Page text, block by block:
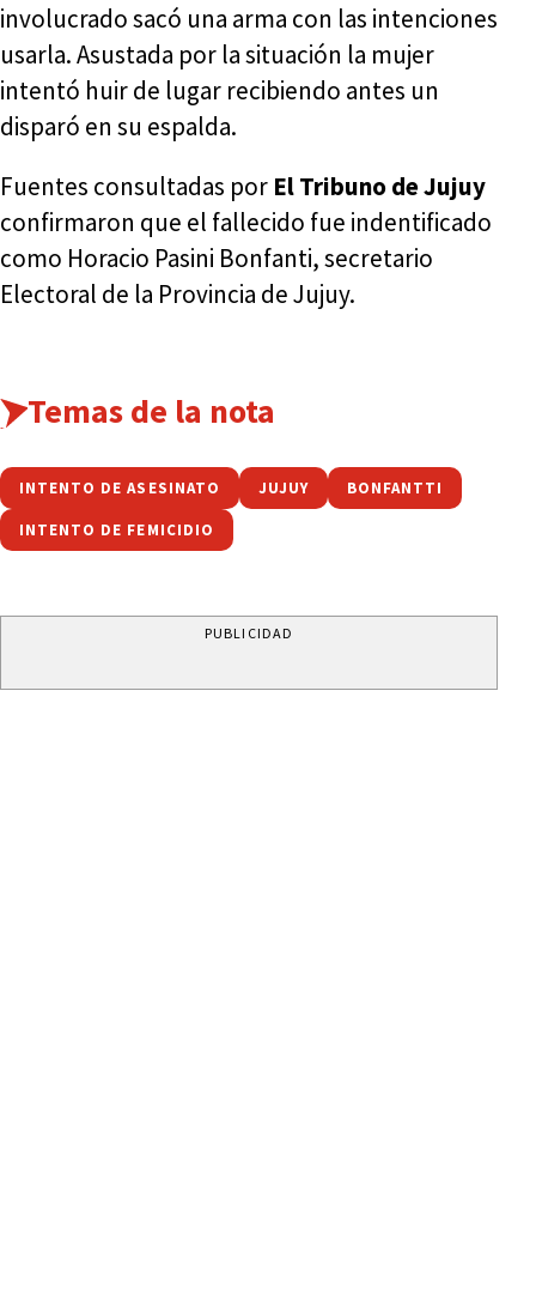
involucrado sacó una arma con las intenciones
usarla. Asustada por la situación la mujer
intentó huir de lugar recibiendo antes un
disparó en su espalda.
Fuentes consultadas por El Tribuno de Jujuy
confirmaron que el fallecido fue indentificado
como Horacio Pasini Bonfanti, secretario
Electoral de la Provincia de Jujuy.
Temas de la nota
INTENTO DE ASESINATO JUJUY BONFANTTI
INTENTO DE FEMICIDIO
PUBLICIDAD